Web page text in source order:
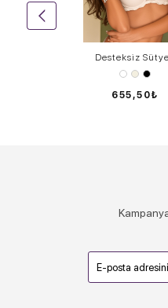
Desteksiz
655,50₺